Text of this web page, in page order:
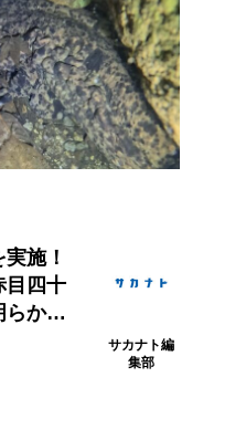
＜ツバメウオ＞は意外
と美味しい！ “でかい
鰭”が特徴的な魚を実際
に食べてみた
2026.08.05
施！
目四十
らかに
サカナト編
集部